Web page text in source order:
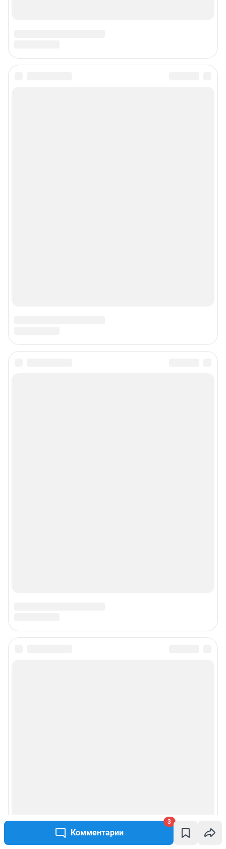
Комментарии
3